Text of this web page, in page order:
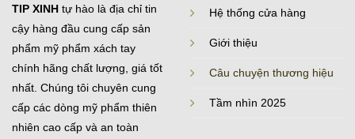
TIP XINH tự hào là địa chỉ tin
cậy hàng đầu cung cấp sản
phẩm mỹ phẩm xách tay
chính hãng chất lượng, giá tốt
nhất. Chúng tôi chuyên cung
cấp các dòng mỹ phẩm thiên
nhiên cao cấp và an toàn
Hệ thống cửa hàng
Giới thiệu
Câu chuyện thương hiệu
Tầm nhìn 2025